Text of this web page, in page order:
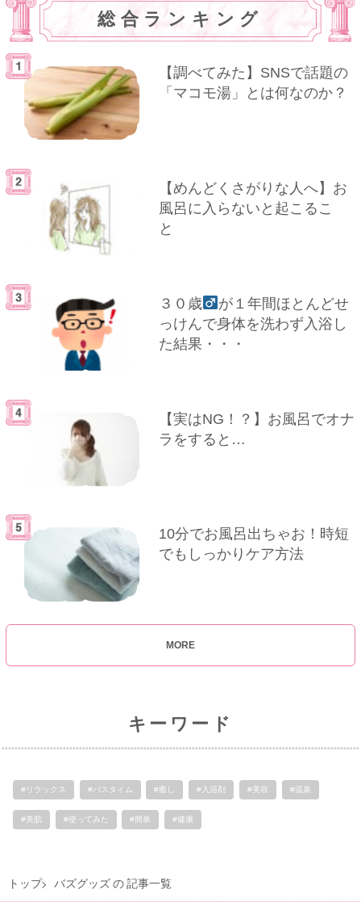
総合ランキング
【調べてみた】SNSで話題の
「マコモ湯」とは何なのか？
【めんどくさがりな人へ】お
風呂に入らないと起こるこ
と
３０歳
が１年間ほとんどせ
っけんで身体を洗わず入浴し
た結果・・・
【実はNG！？】お風呂でオナ
ラをすると…
10分でお風呂出ちゃお！時短
でもしっかりケア方法
MORE
キーワード
#リラックス #バスタイム #癒し #入浴剤 #美容 #温泉
#美肌 #使ってみた #簡単 #健康
トップ バズグッズ の 記事一覧